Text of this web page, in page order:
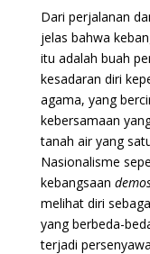
Dari perjalanan
jelas bahwa
itu adalah buah
kesadaran diri
agama, yang
kebersamaan
tanah air yang
Nasionalisme
kebangsaan
melihat diri
yang berbeda-
terjadi